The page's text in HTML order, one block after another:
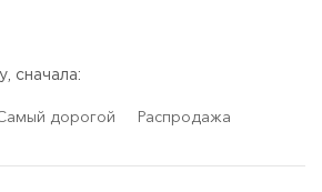
сначала:
дорогой
Распродажа